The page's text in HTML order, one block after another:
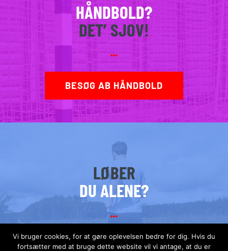
HÅNDBOLD?
DET’ SJOV!
BESØG AB HÅNDBOLD
LØBER
DU ALENE?
BESØG AB LØBEKLUB
Vi bruger cookies, for at gøre oplevelsen bedre for dig. Hvis du
fortsætter med at bruge dette website vil vi antage, at du er